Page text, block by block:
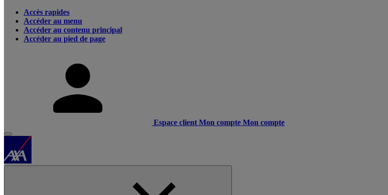
Accès rapides
Accéder au menu
Accéder au contenu principal
Accéder au pied de page
Espace client Mon compte Mon compte